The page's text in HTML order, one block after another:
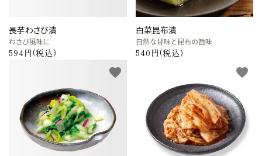
長芋わさび漬
わさび風味に
594円(税込)
白菜昆布漬
自然な甘味と昆布の旨味
540円(税込)
favorite favorite